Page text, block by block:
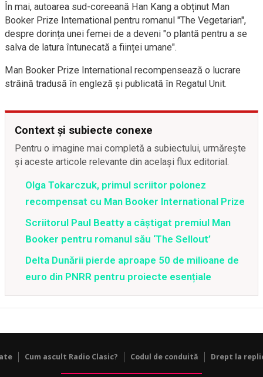
În mai, autoarea sud-coreeană Han Kang a obținut Man
Booker Prize International pentru romanul "The Vegetarian",
despre dorința unei femei de a deveni "o plantă pentru a se
salva de latura întunecată a ființei umane".
Man Booker Prize International recompensează o lucrare
străină tradusă în engleză și publicată în Regatul Unit.
Context și subiecte conexe
Pentru o imagine mai completă a subiectului, urmărește
și aceste articole relevante din același flux editorial.
Olga Tokarczuk, primul scriitor polonez
recompensat cu Man Booker International Prize
Scriitorul Paul Beatty a câștigat premiul Man
Booker pentru romanul său ‘The Sellout’
Delta Dunării pierde aproape 50 de milioane de
euro din PNRR pentru proiecte esențiale
Cum ascult Radio Clasic? Codul de conduită Drept la